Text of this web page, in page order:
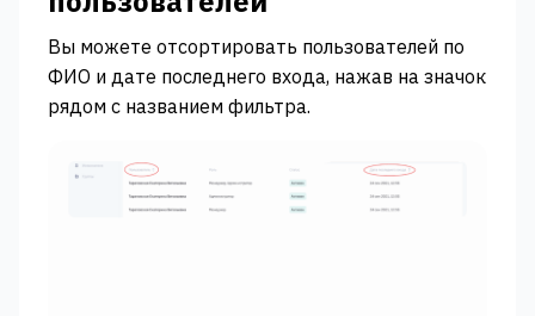
Вы можете отсортировать пользователей по
ФИО и дате последнего входа, нажав на значок
рядом с названием фильтра.